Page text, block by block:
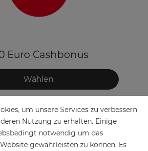
um unsere Services zu verbessern
Nutzung zu erhalten. Einige
notwendig um das
gewährleisten zu können. Es
Euro Cashbonus
Wählen